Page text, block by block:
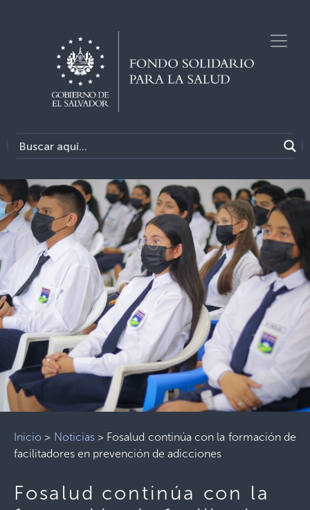
Inicio > Noticias> Fosalud continúa con la formación de
facilitadores en prevención de adicciones
Fosalud continúa con la